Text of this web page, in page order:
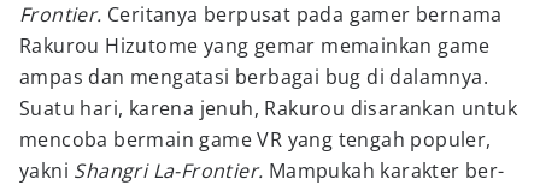
Frontier. Ceritanya berpusat pada gamer bernama
Rakurou Hizutome yang gemar memainkan game
ampas dan mengatasi berbagai bug di dalamnya.
Suatu hari, karena jenuh, Rakurou disarankan untuk
mencoba bermain game VR yang tengah populer,
yakni Shangri La-Frontier. Mampukah karakter ber-